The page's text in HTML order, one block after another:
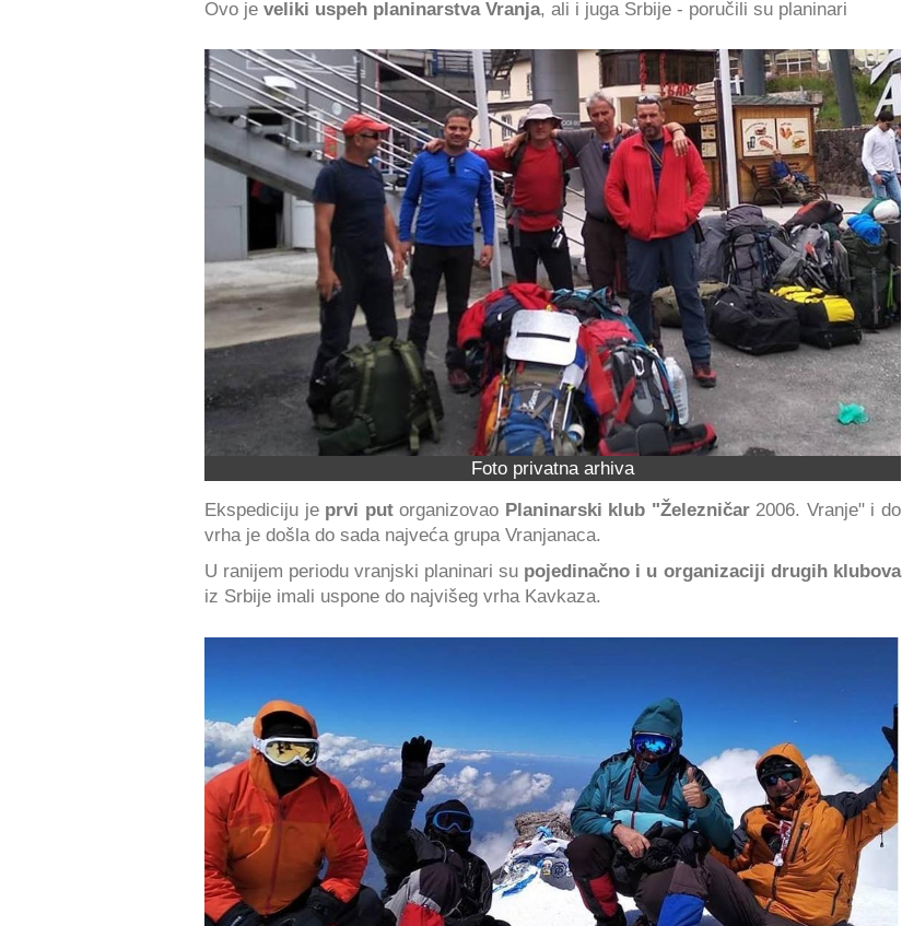
Ovo je veliki uspeh planinarstva Vranja, ali i juga Srbije - poručili su planinari
Foto privatna arhiva
Ekspediciju je prvi putorganizovao Planinarski klub "Železničar2006. Vranje" i do
vrha je došla do sada najveća grupa Vranjanaca.
U ranijem periodu vranjski planinari su pojedinačno i u organizaciji drugih klubova
iz Srbije imali uspone do najvišeg vrha Kavkaza.